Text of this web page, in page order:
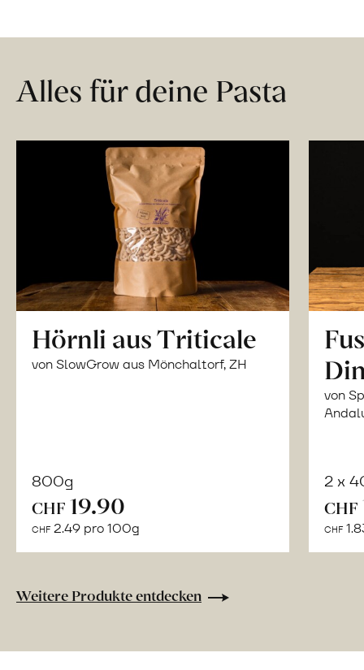
Alles für deine Pasta
Hörnli aus Triticale
von SlowGrow aus Mönchaltorf, ZH
800g
CHF 19.90
CHF 2.49 pro 100g
von
2 x
CHF
CHF
Weitere Produkte entdecken